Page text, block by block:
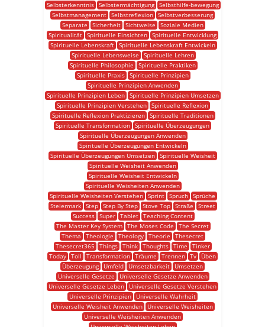
Selbsterkenntnis
Selbstermächtigung
Selbsthilfe-bewegung
Selbstmanagement Selbstreflexion Selbstverbesserung
Separate
Sicherheit Sichtweise
Soziale Medien
Spiritualität Spirituelle Einsichten Spirituelle Entwicklung
Spirituelle Lebenskraft
Spirituelle Lebenskraft Entwickeln
Spirituelle Lebensweise
Spirituelle Lehren
Spirituelle Philosophie
Spirituelle Praktiken
Spirituelle Praxis
Spirituelle Prinzipien
Spirituelle Prinzipien Anwenden
Spirituelle Prinzipien Leben
Spirituelle Prinzipien Umsetzen
Spirituelle Prinzipien Verstehen Spirituelle Reflexion
Spirituelle Reflexion Praktizieren
Spirituelle Traditionen
Spirituelle Transformation Spirituelle Überzeugungen
Spirituelle Überzeugungen Anwenden
Spirituelle Überzeugungen Entwickeln
Spirituelle Überzeugungen Umsetzen
Spirituelle Weisheit
Spirituelle Weisheit Anwenden
Spirituelle Weisheit Entwickeln
Spirituelle Weisheiten Anwenden
Spirituelle Weisheiten Verstehen Sprint Spruch Sprüche
Steiermark
Step Step By Step Stove Top Straße
Street
Success
Super Tablet
Teaching Content
The Master Key System The Moses Code
The Secret
Thema
Theologie Theology Theorie
Thesecret
Thesecret365
Things Think Thoughts Time
Tinker
Today Toll Transformation Träume Trennen Tv
Üben
Überzeugung
Umfeld Umsetzbarkeit
Umsetzen
Universelle Gesetze
Universelle Gesetze Anwenden
Universelle Gesetze Leben
Universelle Gesetze Verstehen
Universelle Prinzipien
Universelle Wahrheit
Universelle Weisheit Anwenden
Universelle Weisheiten
Universelle Weisheiten Anwenden